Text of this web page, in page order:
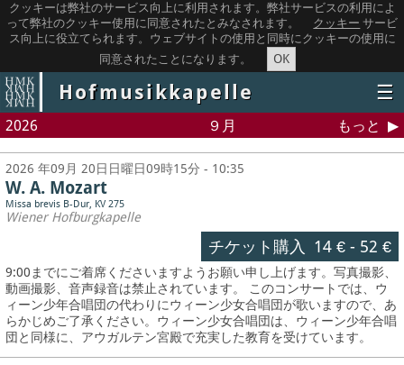
クッキーは弊社のサービス向上に利用されます。弊社サービスの利用によ
って弊社のクッキー使用に同意されたとみなされます。
クッキー サービ
ス向上に役立てられます。ウェブサイトの使用と同時にクッキーの使用に
同意されたことになります。
OK
Hofmusikkapelle ☰
2026 ９月 もっと
2026 年09月 20日日曜日09時15分 - 10:35
W. A. Mozart
Missa brevis B-Dur, KV 275
Wiener Hofburgkapelle
チケット購入 14 €- 52 €
9:00までにご着席くださいますようお願い申し上げます。写真撮影、
動画撮影、音声録音は禁止されています。 このコンサートでは、ウ
ィーン少年合唱団の代わりにウィーン少女合唱団が歌いますので、あ
らかじめご了承ください。ウィーン少女合唱団は、ウィーン少年合唱
団と同様に、アウガルテン宮殿で充実した教育を受けています。